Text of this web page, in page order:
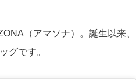
（アマソナ）。誕生以来、
グです。